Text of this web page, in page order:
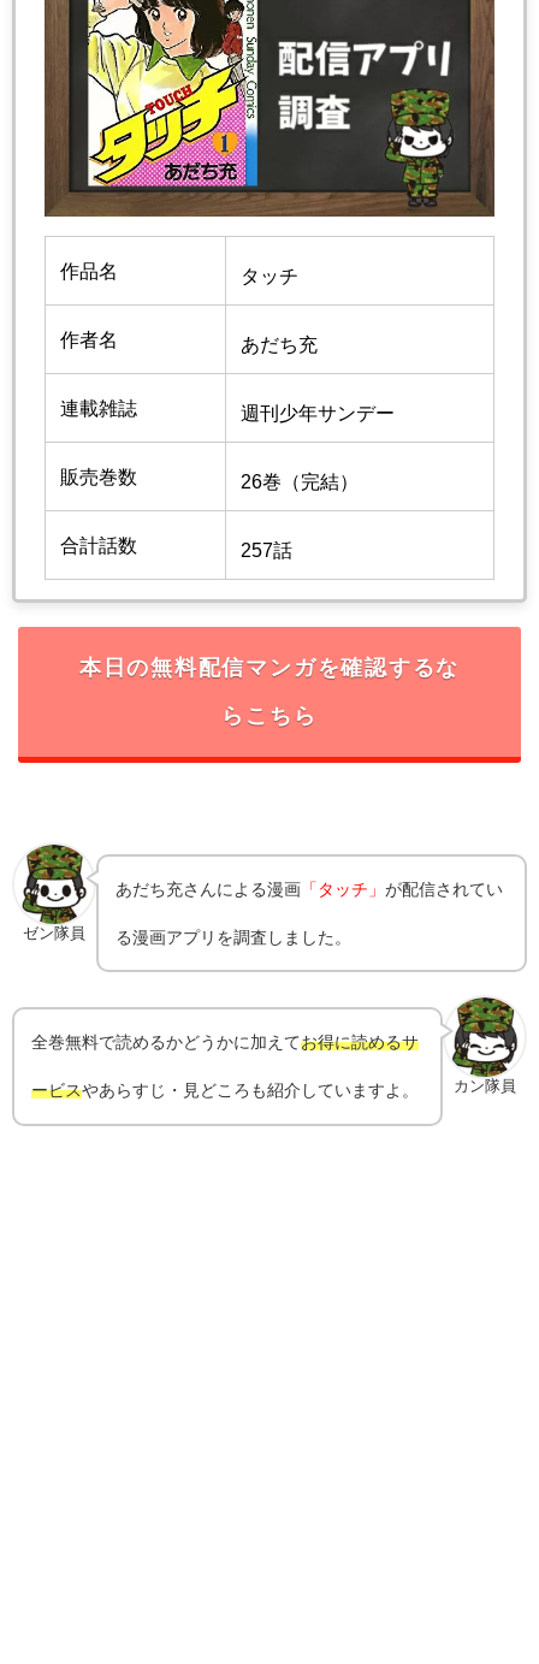
作品名 タッチ
作者名 あだち充
連載雑誌 週刊少年サンデー
販売巻数 26巻（完結）
合計話数 257話
本日の無料配信マンガを確認するな
らこちら
ゼン隊員
あだち充さんによる漫画 「タッチ」が配信されてい
る漫画アプリを調査しました。
カン隊員
全巻無料で読めるかどうかに加えてお得に読めるサ
ービスやあらすじ・見どころも紹介していますよ。